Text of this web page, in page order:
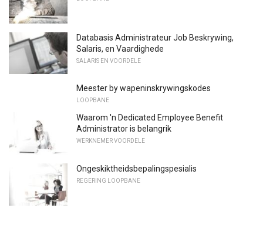
Databasis Administrateur Job Beskrywing,
Salaris, en Vaardighede
SALARIS EN VOORDELE
Meester by wapeninskrywingskodes
LOOPBANE
Waarom 'n Dedicated Employee Benefit
Administrator is belangrik
WERKNEMER VOORDELE
Ongeskiktheidsbepalingspesialis
REGERING LOOPBANE